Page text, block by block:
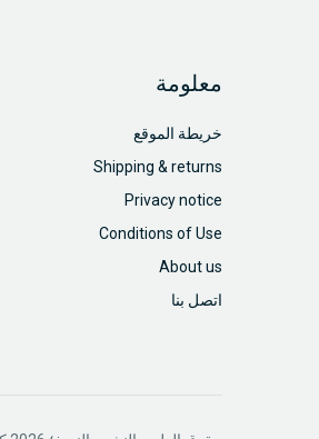
معلومة
خريطة الموقع
Shipping & returns
Privacy notice
Conditions of Use
About us
اتصل بنا